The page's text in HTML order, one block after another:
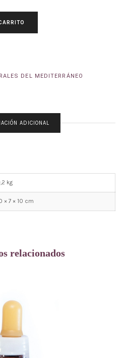
DEL MEDITERRÁNEO
ADICIONAL
kg
× 7 × 10 cm
relacionados